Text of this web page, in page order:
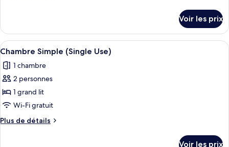
chambre :
Standard
Twin
Room
Non-
smoking
le
type
de
Standard
Twin
Non-
smoking
Voir les prix
Afficher
toutes
les
photos
pour
ce
type
de
Une chambre d’hôtel comprenant
7
Chambre Simple (Single Use)
1 chambre
2 personnes
1 grand lit
Wi-Fi gratuit
Plus de détails
Plus
Voir les prix